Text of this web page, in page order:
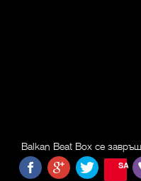
Balkan Beat Box се
SAVE